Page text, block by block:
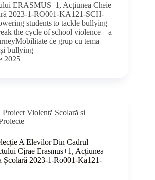
ERASMUS+1, Acțiunea Cheie
2023-1-RO001-KA121-SCH-
students to tackle bullying
the cycle of school violence – a
de grup cu tema
bullying
2025
, Proiect Violență Școlară și
A Elevilor Din Cadrul
Cjrae Erasmus+1, Acțiunea
Școlară 2023-1-Ro001-Ka121-